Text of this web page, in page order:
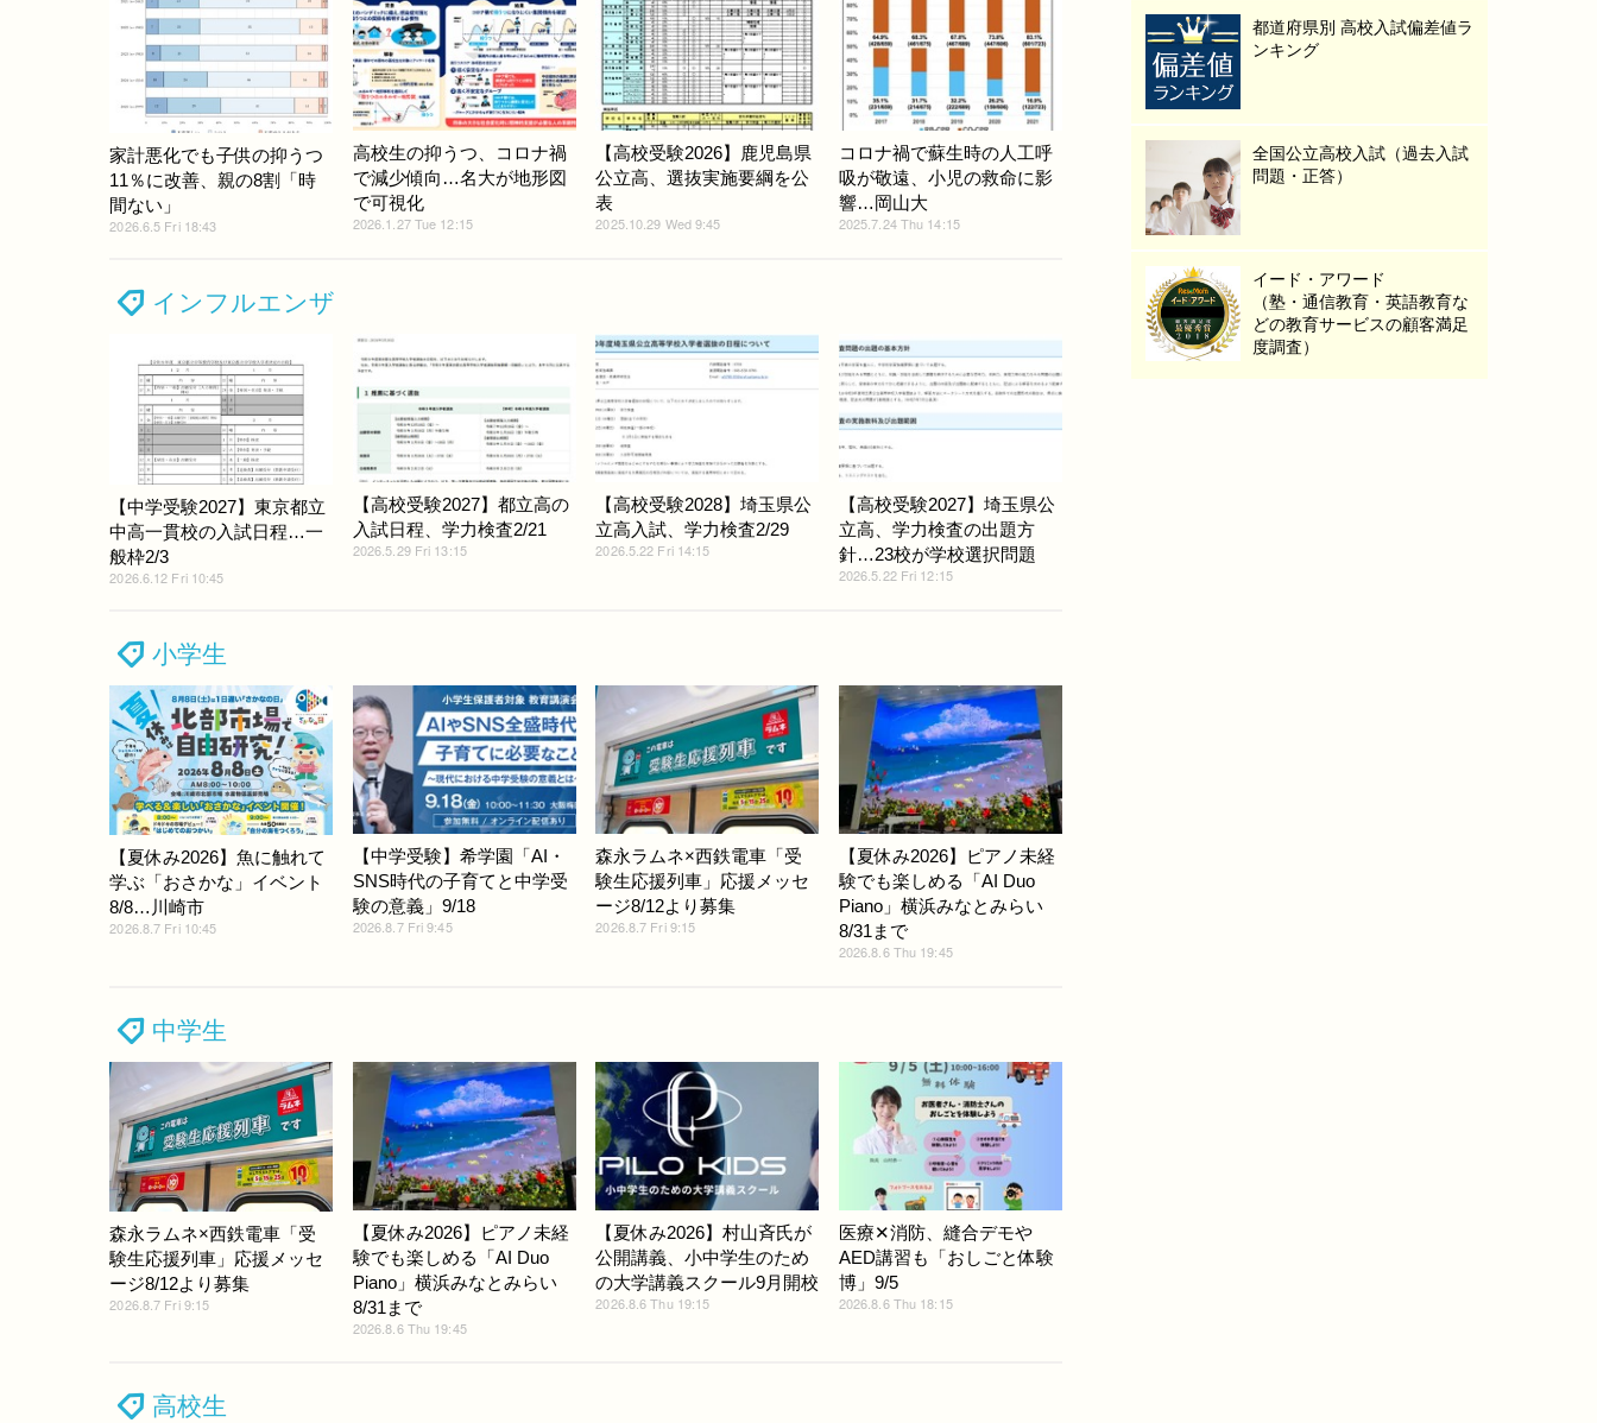
家計悪化でも子供の抑うつ
11％に改善、親の8割「時
間ない」
2026.6.5 Fri 18:43
高校生の抑うつ、コロナ禍
で減少傾向…名大が地形図
で可視化
2026.1.27 Tue 12:15
【高校受験2026】鹿児島県
公立高、選抜実施要綱を公
表
2025.10.29 Wed 9:45
コロナ禍で蘇生時の人工呼
吸が敬遠、小児の救命に影
響…岡山大
2025.7.24 Thu 14:15
インフルエンザ
【中学受験2027】東京都立
中高一貫校の入試日程…一
般枠2/3
2026.6.12 Fri 10:45
【高校受験2027】都立高の
入試日程、学力検査2/21
2026.5.29 Fri 13:15
【高校受験2028】埼玉県公
立高入試、学力検査2/29
2026.5.22 Fri 14:15
【高校受験2027】埼玉県公
立高、学力検査の出題方
針…23校が学校選択問題
2026.5.22 Fri 12:15
小学生
【夏休み2026】魚に触れて
学ぶ「おさかな」イベント
8/8…川崎市
2026.8.7 Fri 10:45
【中学受験】希学園「AI・
SNS時代の子育てと中学受
験の意義」9/18
2026.8.7 Fri 9:45
森永ラムネ×西鉄電車「受
験生応援列車」応援メッセ
ージ8/12より募集
2026.8.7 Fri 9:15
【夏休み2026】ピアノ未経
験でも楽しめる「AI Duo
Piano」横浜みなとみらい
8/31まで
2026.8.6 Thu 19:45
中学生
森永ラムネ×西鉄電車「受
験生応援列車」応援メッセ
ージ8/12より募集
2026.8.7 Fri 9:15
【夏休み2026】ピアノ未経
験でも楽しめる「AI Duo
Piano」横浜みなとみらい
8/31まで
2026.8.6 Thu 19:45
【夏休み2026】村山斉氏が
公開講義、小中学生のため
の大学講義スクール9月開校
2026.8.6 Thu 19:15
医療✕消防、縫合デモや
AED講習も「おしごと体験
博」9/5
2026.8.6 Thu 18:15
高校生
都道府県別 高校入試偏差値ラ
ンキング
全国公立高校入試（過去入試
問題・正答）
イード・アワード
（塾・通信教育・英語教育な
どの教育サービスの顧客満足
度調査）